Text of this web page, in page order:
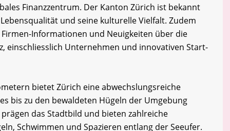
Finanzzentrum. Der Kanton Zürich ist bekannt
und seine kulturelle Vielfalt. Zudem
Informationen und Neuigkeiten über die
einschliesslich Unternehmen und innovativen Start-
bietet Zürich eine abwechslungsreiche
bis zu den bewaldeten Hügeln der Umgebung
das Stadtbild und bieten zahlreiche
Schwimmen und Spazieren entlang der Seeufer.